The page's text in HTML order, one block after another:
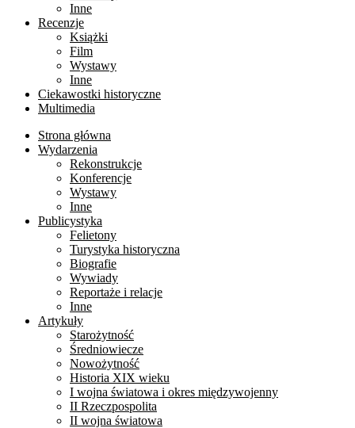
Inne
Recenzje
Książki
Film
Wystawy
Inne
Ciekawostki historyczne
Multimedia
Strona główna
Wydarzenia
Rekonstrukcje
Konferencje
Wystawy
Inne
Publicystyka
Felietony
Turystyka historyczna
Biografie
Wywiady
Reportaże i relacje
Inne
Artykuły
Starożytność
Średniowiecze
Nowożytność
Historia XIX wieku
I wojna światowa i okres międzywojenny
II Rzeczpospolita
II wojna światowa